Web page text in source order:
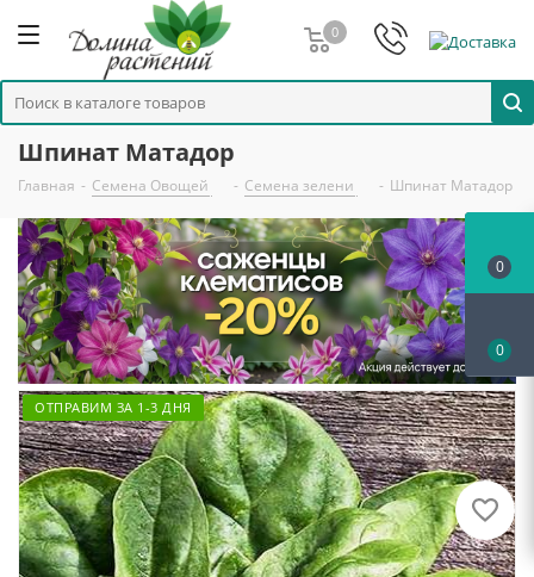
0
Шпинат Матадор
Главная - Семена Овощей - Семена зелени - Шпинат Матадор
ОТПРАВИМ ЗА 1-3 ДНЯ
0
0